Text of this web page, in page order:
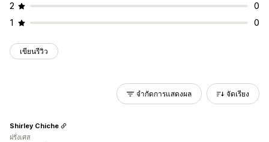
2
0
1
0
เขียนรีวิว
จำกัดการแสดงผล จัดเรียง
Shirley Chiche
ฝรั่งเศส